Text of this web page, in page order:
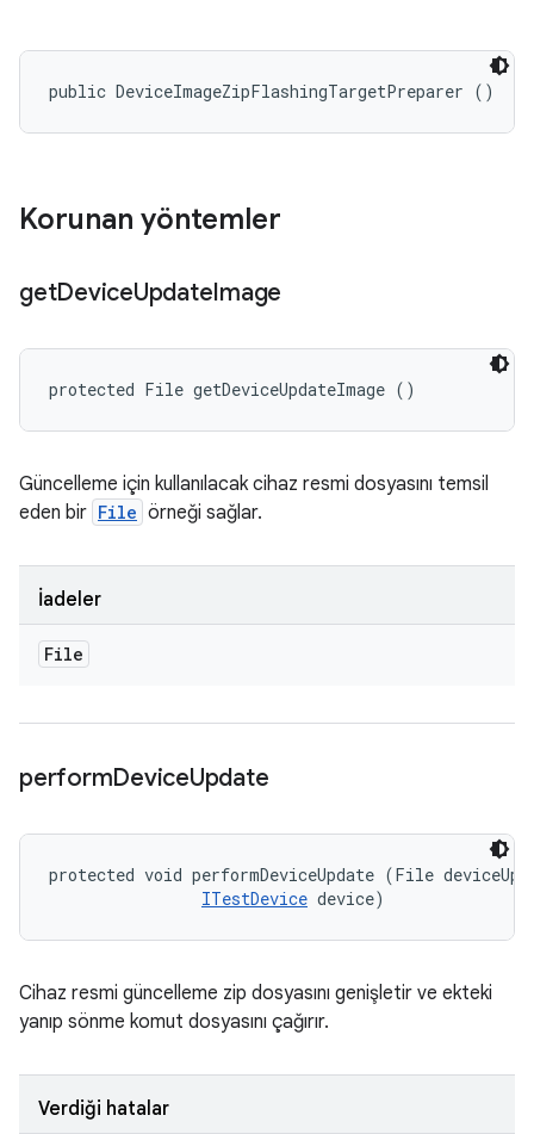
public DeviceImageZipFlashingTargetPreparer ()
Korunan yöntemler
getDeviceUpdateImage
protected File getDeviceUpdateImage ()
Güncelleme için kullanılacak cihaz resmi dosyasını temsil
eden bir File örneği sağlar.
İadeler
File
performDeviceUpdate
protected void performDeviceUpdate (File
ITestDevice device)
Cihaz resmi güncelleme zip dosyasını genişletir ve ekteki
yanıp sönme komut dosyasını çağırır.
Verdiği hatalar